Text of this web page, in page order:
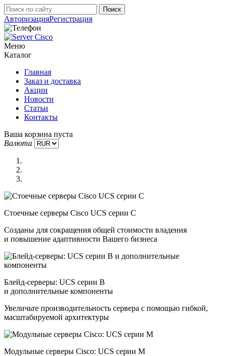
АвторизацияРегистрация
Меню
Каталог
Главная
Заказ и доставка
Акции
Новости
Статьи
Контакты
Ваша корзина пуста
Валюта
Стоечные серверы Cisco UCS серии C
Созданы для сокращения общей стоимости владения
и повышение адаптивности Вашего бизнеса
Блейд-серверы: UCS серии B
и дополнительные компоненты
Увеличьте производительность сервера с помощью гибкой,
масштабируемой архитектуры
Модульные серверы Cisco: UCS серии M